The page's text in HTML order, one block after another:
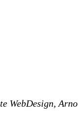
WebDesign, Arno